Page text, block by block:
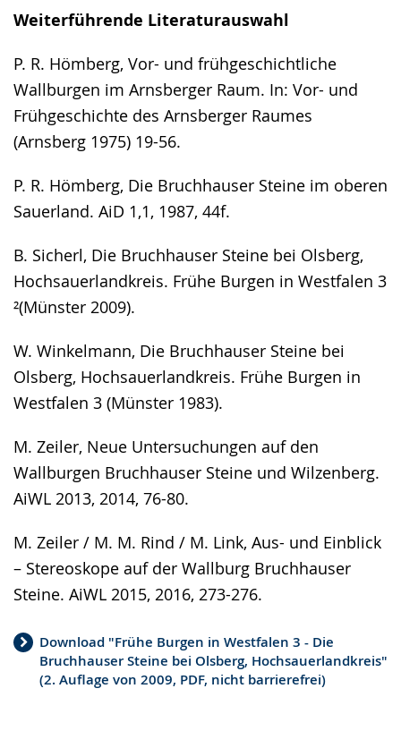
Weiterführende Literaturauswahl
P. R. Hömberg, Vor- und frühgeschichtliche
Wallburgen im Arnsberger Raum. In: Vor- und
Frühgeschichte des Arnsberger Raumes
(Arnsberg 1975) 19-56.
P. R. Hömberg, Die Bruchhauser Steine im oberen
Sauerland. AiD 1,1, 1987, 44f.
B. Sicherl, Die Bruchhauser Steine bei Olsberg,
Hochsauerlandkreis. Frühe Burgen in Westfalen 3
²(Münster 2009).
W. Winkelmann, Die Bruchhauser Steine bei
Olsberg, Hochsauerlandkreis. Frühe Burgen in
Westfalen 3 (Münster 1983).
M. Zeiler, Neue Untersuchungen auf den
Wallburgen Bruchhauser Steine und Wilzenberg.
AiWL 2013, 2014, 76-80.
M. Zeiler / M. M. Rind / M. Link, Aus- und Einblick
– Stereoskope auf der Wallburg Bruchhauser
Steine. AiWL 2015, 2016, 273-276.
Download "Frühe Burgen in Westfalen 3 - Die
Bruchhauser Steine bei Olsberg, Hochsauerlandkreis"
(2. Auflage von 2009, PDF, nicht barrierefrei)